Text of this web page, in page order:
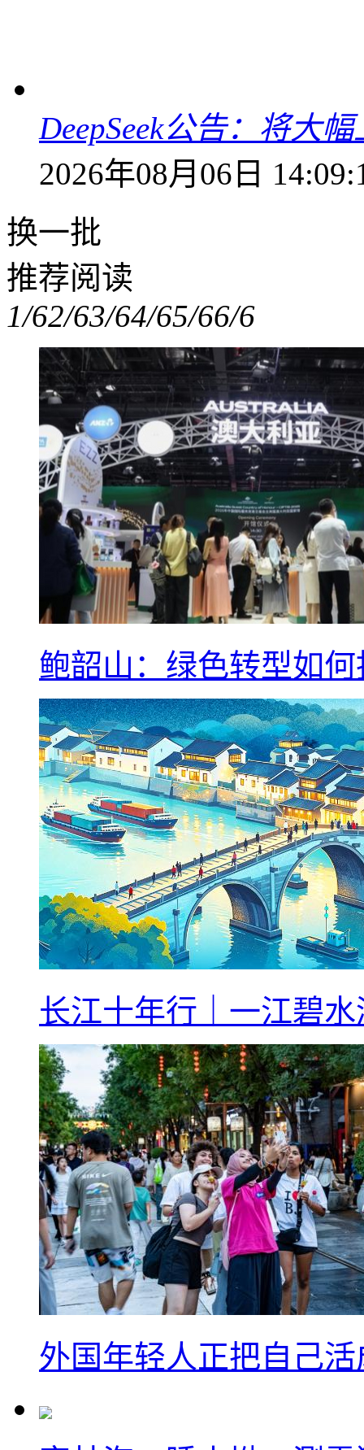
DeepSeek公告：将大
2026年08月06日
换一批
推荐阅读
1/62/63/64/65/66/6
鲍韶山：绿色转型如
长江十年行｜一江碧
外国年轻人正把自己活